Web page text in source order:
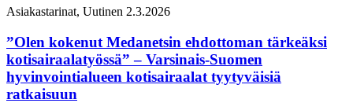
Asiakastarinat, Uutinen 2.3.2026
”Olen kokenut Medanetsin ehdottoman tärkeäksi
kotisairaalatyössä” – Varsinais-Suomen
hyvinvointialueen kotisairaalat tyytyväisiä
ratkaisuun